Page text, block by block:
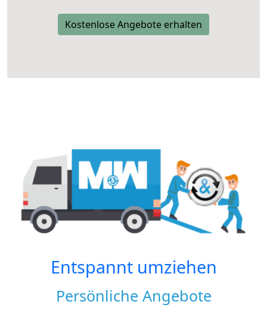
Kostenlose Angebote erhalten
Entspannt umziehen
Persönliche Angebote